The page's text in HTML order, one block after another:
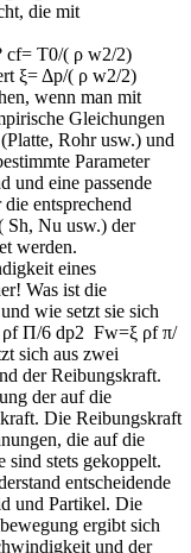
die mit
cf= Τ0/( ρ w2/2)
ξ= Δp/( ρ w2/2)
wenn man mit
Gleichungen
Rohr usw.) und
Parameter
und eine passende
entsprechend
Sh, Nu usw.) der
werden.
eines
Was ist die
wie setzt sie sich
Π/6 dp2 Fw=ξ ρf π/
sich aus zwei
der Reibungskraft.
der auf die
Die Reibungskraft
die auf die
stets gekoppelt.
entscheidende
und Partikel. Die
ergibt sich
und der